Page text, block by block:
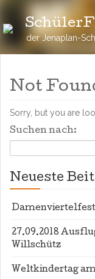
der Jenaplan-
Not
Sorry, but you are
Suchen nach:
Neueste
Damenviertelfest
27.09.2018
Willschütz
Weltkindertag am